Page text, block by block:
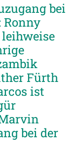
bei
Ronny
Fürth
ist
bei der